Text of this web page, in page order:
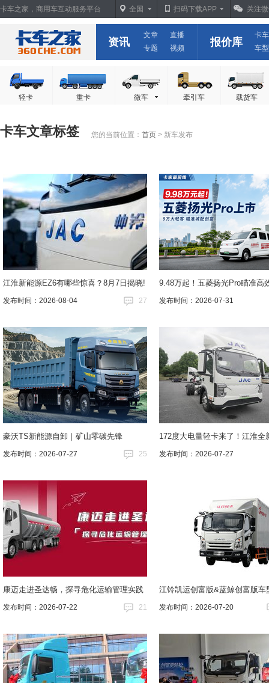
卡车之家，商用车互动服务平台 全国 扫码下载APP 关注
资讯
文章
直播
专题
视频 报价库
卡
车
轻卡 重卡 微车 牵引车 载货车
卡车文章标签 您的当前位置： 首页 > 新车发布
江淮新能源EZ6有哪些惊喜？8月7日揭晓!
发布时间：2026-08-04 27
9.48万起！五菱扬光Pro瞄准高
发布时间：2026-07-31
豪沃TS新能源自卸｜矿山零碳先锋
发布时间：2026-07-27 25
172度大电量轻卡来了！江淮全
发布时间：2026-07-27
康迈走进圣达畅，探寻危化运输管理实践
发布时间：2026-07-22 21
江铃凯运创富版&蓝鲸创富版车
发布时间：2026-07-20